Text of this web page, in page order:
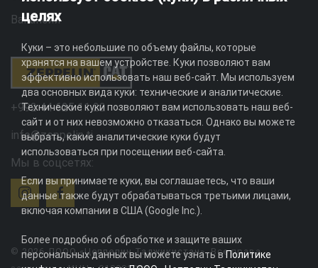
Вакансии
+992 44 625 11 22
info@zeppelin.tj
Мы в соцсетях:
© 2026 ДООО «Цеппелин Таджикистан». Все права
целях
Куки – это небольшие по объему файлы, которые
хранятся на вашем устройстве. Куки позволяют вам
эффективно использовать наш веб-сайт. Мы используем
два основных вида куки: технические и аналитические.
Технические куки позволяют вам использовать наш веб-
сайт и от них невозможно отказаться. Однако вы можете
выбрать, какие аналитические куки будут
использоваться при посещении веб-сайта.
Если вы принимаете куки, вы соглашаетесь, что ваши
данные также будут обрабатываться третьими лицами,
включая компании в США (Google Inc.).
Более подробно об обработке и защите ваших
персональных данных вы можете узнать вПолитике